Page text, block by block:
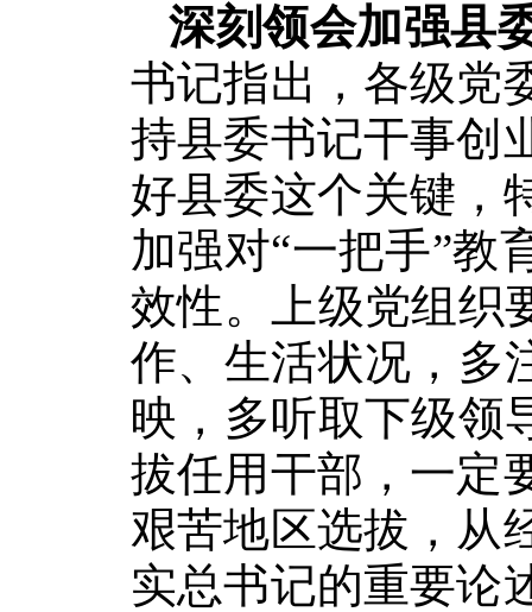
深刻领会加强县
书记指出，各级党
持县委书记干事创
好县委这个关键，
加强对“一把手”教
效性。上级党组织
作、生活状况，多
映，多听取下级领
拔任用干部，一定
艰苦地区选拔，从
实总书记的重要论